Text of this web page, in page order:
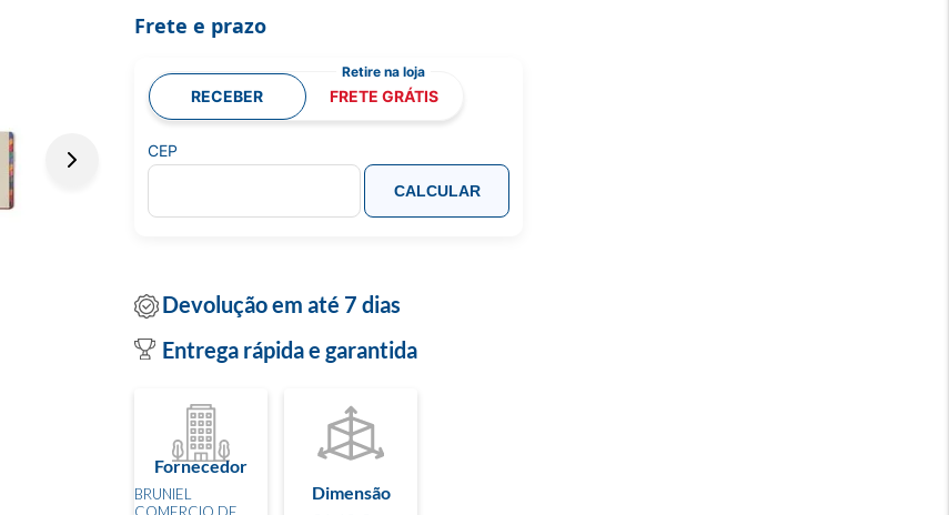
Frete e prazo
RECEBER FRETE GRÁTIS
CEP
CALCULAR
Devolução em até 7 dias
Entrega rápida e garantida
Fornecedor
BRUNIEL
COMERCIO DE
Dimensão